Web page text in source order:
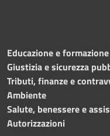
Educazione e formazione
Giustizia e sicurezza
Tributi, finanze e
Ambiente
Salute, benessere e
Autorizzazioni